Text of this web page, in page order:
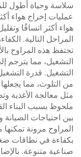
سلاسة وحياة أطول
عمليات إخراج هواء
هواء أكثر اتساقًا
المراحل التالية.
تحتفظ هذه المراوح
التشغيل، مما يترجم
التشغيل. قدرة
من التلوث، مما
مثل معالجة الأغذية
ملحوظ بسبب البناء
بين احتياجات
المراوح مرونة
بكفاءة في نطاقات
صناعية متنوعة.